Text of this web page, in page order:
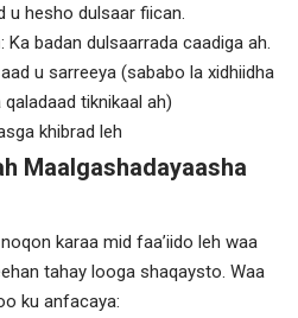
u hesho dulsaar fiican.
: Ka badan dulsaarrada caadiga ah.
u sarreeya (sababo la xidhiidha
tiknikaal ah)
khibrad leh
Maalgashadayaasha
karaa mid faa’iido leh waa
tahay looga shaqaysto. Waa
ku anfacaya: